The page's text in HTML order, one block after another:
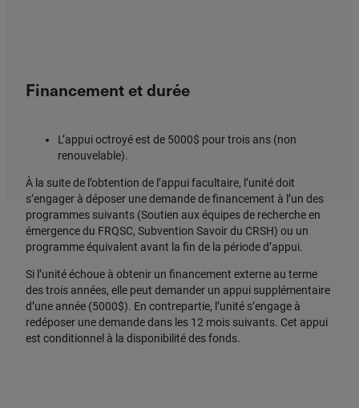
Financement et durée
L’appui octroyé est de 5000$ pour trois ans (non
renouvelable).
À la suite de l’obtention de l’appui facultaire, l’unité doit
s’engager à déposer une demande de financement à l’un des
programmes suivants (Soutien aux équipes de recherche en
émergence du FRQSC, Subvention Savoir du CRSH) ou un
programme équivalent avant la fin de la période d’appui.
Si l’unité échoue à obtenir un financement externe au terme
des trois années, elle peut demander un appui supplémentaire
d’une année (5000$). En contrepartie, l’unité s’engage à
redéposer une demande dans les 12 mois suivants. Cet appui
est conditionnel à la disponibilité des fonds.